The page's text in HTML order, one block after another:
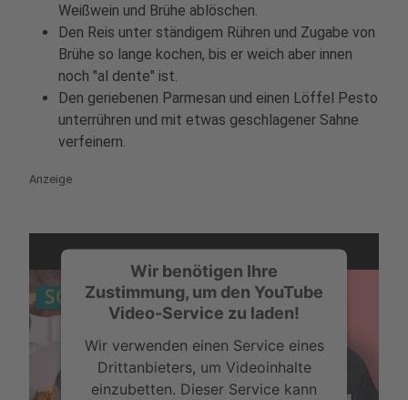
Weißwein und Brühe ablöschen.
Den Reis unter ständigem Rühren und Zugabe von
Brühe so lange kochen, bis er weich aber innen
noch "al dente" ist.
Den geriebenen Parmesan und einen Löffel Pesto
unterrühren und mit etwas geschlagener Sahne
verfeinern.
Anzeige
Wir benötigen Ihre
Zustimmung, um den YouTube
Video-Service zu laden!
Wir verwenden einen Service eines
Drittanbieters, um Videoinhalte
einzubetten. Dieser Service kann